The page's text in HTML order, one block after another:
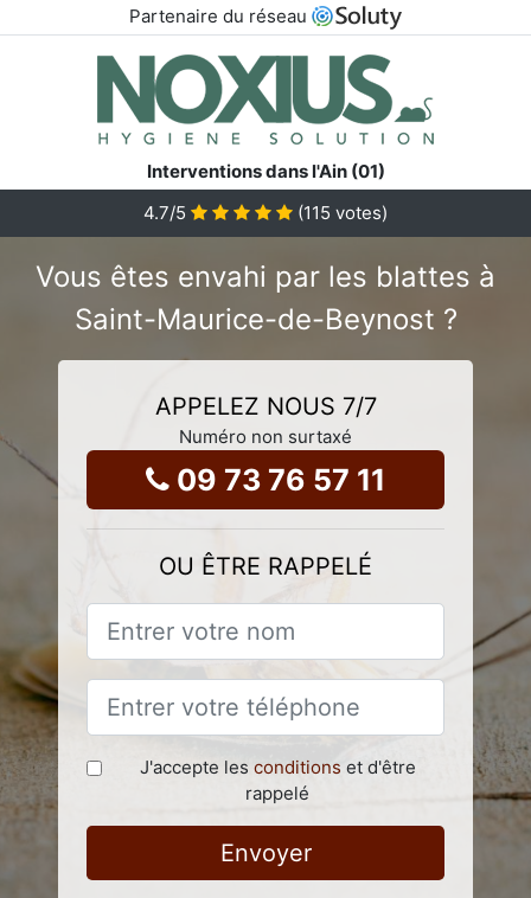
Partenaire du réseau
Interventions dans l'Ain (01)
4.7/5 (115 votes)
Vous êtes envahi par les blattes à
Saint-Maurice-de-Beynost ?
APPELEZ NOUS 7/7
Numéro non surtaxé
09 73 76 57 11
OU ÊTRE RAPPELÉ
J'accepte les conditions et d'être
rappelé
Envoyer